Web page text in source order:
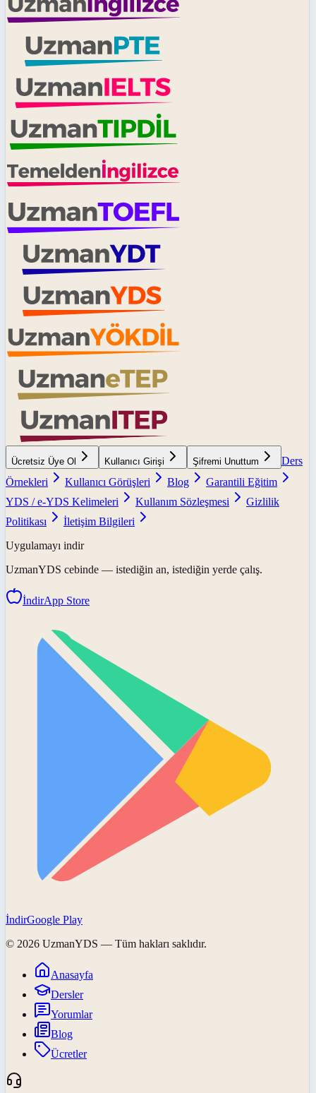
Ücretsiz Üye Ol Kullanıcı Girişi Şifremi Unuttum
Ders
Örnekleri
Kullanıcı Görüşleri Blog
Garantili Eğitim
YDS / e-YDS Kelimeleri
Kullanım Sözleşmesi
Gizlilik
Politikası
İletişim Bilgileri
Uygulamayı indir
UzmanYDS cebinde — istediğin an, istediğin yerde çalış.
İndirApp Store
İndirGoogle Play
© 2026 UzmanYDS — Tüm hakları saklıdır.
Anasayfa
Dersler
Yorumlar
Blog
Ücretler